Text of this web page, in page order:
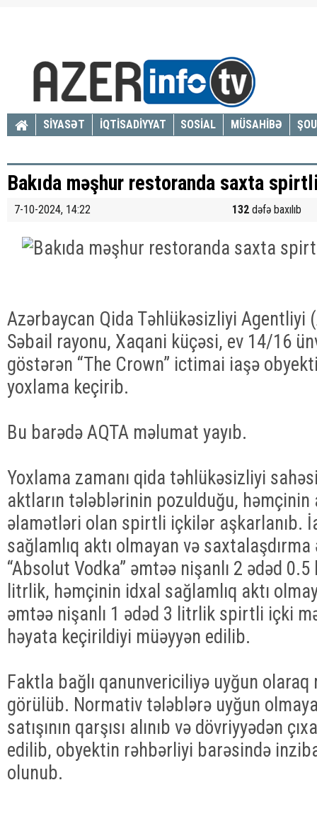
SİYASƏT İQTİSADİYYAT SOSİAL MÜSAHİBƏ
Bakıda məşhur restoranda saxta
7-10-2024, 14:22 132 dəfə baxılıb
Azərbaycan Qida Təhlükəsizliyi Agentliyi
Səbail rayonu, Xaqani küçəsi, ev 14/16
göstərən “The Crown” ictimai iaşə
yoxlama keçirib.
Bu barədə AQTA məlumat yayıb.
Yoxlama zamanı qida təhlükəsizliyi
aktların tələblərinin pozulduğu,
əlamətləri olan spirtli içkilər aşkarlanıb.
sağlamlıq aktı olmayan və
“Absolut Vodka” əmtəə nişanlı 2 ədəd
litrlik, həmçinin idxal sağlamlıq aktı
əmtəə nişanlı 1 ədəd 3 litrlik spirtli içki
həyata keçirildiyi müəyyən edilib.
Faktla bağlı qanunvericiliyə uyğun
görülüb. Normativ tələblərə uyğun
satışının qarşısı alınıb və dövriyyədən
edilib, obyektin rəhbərliyi barəsində
olunub.